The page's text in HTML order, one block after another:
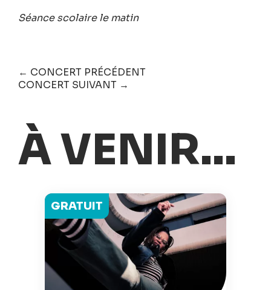
Séance scolaire le matin
← CONCERT PRÉCÉDENT
CONCERT SUIVANT →
À VENIR...
GRATUIT